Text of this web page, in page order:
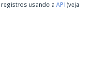
usando a API (veja